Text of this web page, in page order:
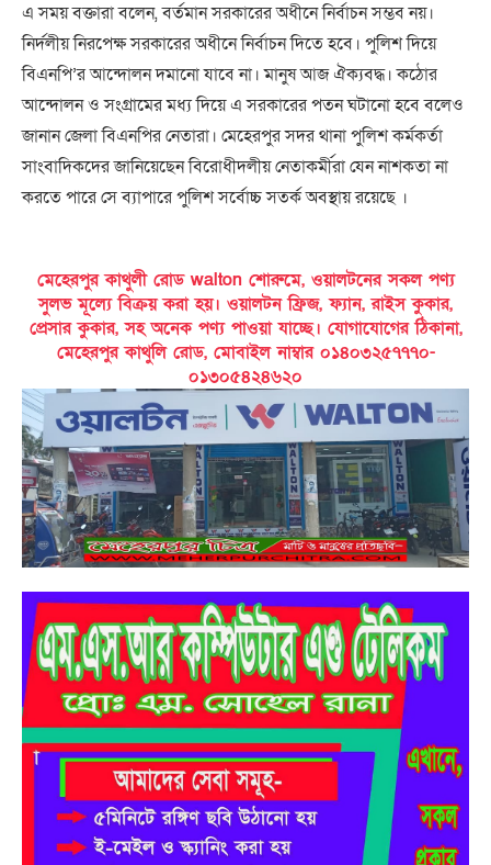
এ সময় বক্তারা বলেন, বর্তমান সরকারের অধীনে নির্বাচন সম্ভব নয়।
নির্দলীয় নিরপেক্ষ সরকারের অধীনে নির্বাচন দিতে হবে। পুলিশ দিয়ে
বিএনপি’র আন্দোলন দমানো যাবে না। মানুষ আজ ঐক্যবদ্ধ। কঠোর
আন্দোলন ও সংগ্রামের মধ্য দিয়ে এ সরকারের পতন ঘটানো হবে বলেও
জানান জেলা বিএনপির নেতারা। মেহেরপুর সদর থানা পুলিশ কর্মকর্তা
সাংবাদিকদের জানিয়েছেন বিরোধীদলীয় নেতাকর্মীরা যেন নাশকতা না
করতে পারে সে ব্যাপারে পুলিশ সর্বোচ্চ সতর্ক অবস্থায় রয়েছে ।
মেহেরপুর কাথুলী রোড walton শোরুমে, ওয়ালটনের সকল পণ্য
সুলভ মূল্যে বিক্রয় করা হয়। ওয়ালটন ফ্রিজ, ফ্যান, রাইস কুকার,
প্রেসার কুকার, সহ অনেক পণ্য পাওয়া যাচ্ছে। যোগাযোগের ঠিকানা,
মেহেরপুর কাথুলি রোড, মোবাইল নাম্বার ০১৪০৩২৫৭৭৭০-
০১৩০৫৪২৪৬২০